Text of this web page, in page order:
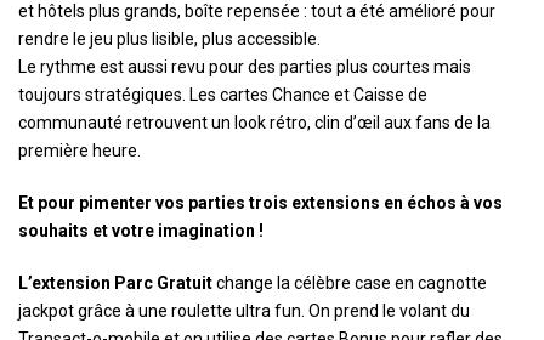
et hôtels plus grands, boîte repensée : tout a été amélioré pour
rendre le jeu plus lisible, plus accessible.
Le rythme est aussi revu pour des parties plus courtes mais
toujours stratégiques. Les cartes Chance et Caisse de
communauté retrouvent un look rétro, clin d’œil aux fans de la
première heure.
Et pour pimenter vos parties trois extensions en échos à vos
souhaits et votre imagination !
L’extension Parc Gratuitchange la célèbre case en cagnotte
jackpot grâce à une roulette ultra fun. On prend le volant du